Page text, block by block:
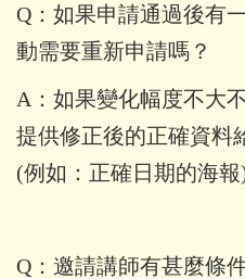
Q：如果申請通過後有
動需要重新申請嗎？
A：如果變化幅度不大
提供修正後的正確資料
(例如：正確日期的海報
Q：邀請講師有甚麼條